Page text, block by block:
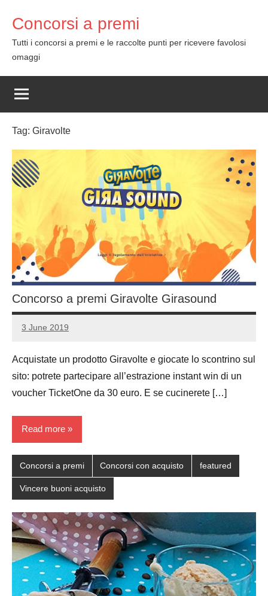
content
Concorsi a premi
Tutti i concorsi a premi e le raccolte punti per ricevere favolosi
omaggi
Tag: Giravolte
Concorso a premi Giravolte Girasound
3 June 2019
Luca
No
Acquistate un prodotto Giravolte e giocate lo scontrino sul
sito: potrete partecipare all’estrazione instant win di un
voucher TicketOne da 30 euro. E se cucinerete […]
Read more
Concorsi a premi Concorsi con acquisto featured
Vincere buoni acquisto